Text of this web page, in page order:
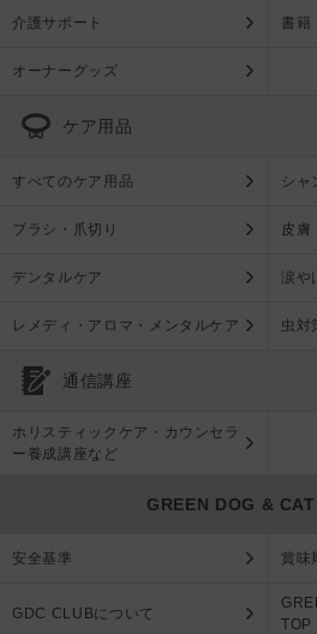
介護サポート 書籍
オーナーグッズ
ケア用品
すべてのケア用品 シャ
ブラシ・爪切り 皮膚
デンタルケア 涙や
レメディ・アロマ・メンタルケア 虫対
通信講座
ホリスティックケア・カウンセラ
ー養成講座など
GREEN DOG &
安全基準 賞味
GDC CLUBについて
TOP